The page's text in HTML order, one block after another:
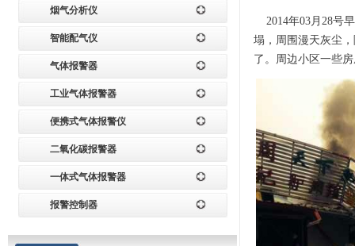
烟气分析仪
智能配气仪
气体报警器
工业气体报警器
便携式气体报警仪
二氧化碳报警器
一体式气体报警器
报警控制器
2014年03月28号
塌，周围漫天灰尘
了。周边小区一些